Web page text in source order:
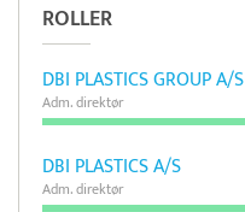
ROLLER
DBI PLASTICS GROUP A/S
Adm. direktør
DBI PLASTICS A/S
Adm. direktør